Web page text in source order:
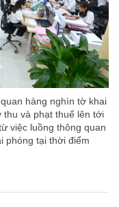
hàng nghìn tờ khai
và phạt thuế lên tới
việc luồng thông quan
phóng tại thời điểm